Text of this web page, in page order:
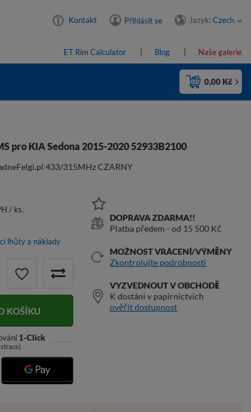
Kontakt Přihlásit se Jazyk: Czech
ET Rim Calculator Blog Naše galerie
0,00 Kč
pro KIA Sedona 2015-2020 52933B2100
433/315MHz CZARNY
/ ks.
lhůty a náklady
KOŠÍKU
1-Click
DOPRAVA ZDARMA!!
Platba předem - od 15 500 Kč
MOŽNOST VRÁCENÍ/VÝMĚNY
Zkontrolujte podrobnosti
VYZVEDNOUT V OBCHODĚ
K dostání v papírnictvích
ověřit dostupnost